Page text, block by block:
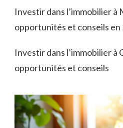
Investir dans l’immobilier à
opportunités et conseils en
Investir dans l’immobilier à
opportunités et conseils